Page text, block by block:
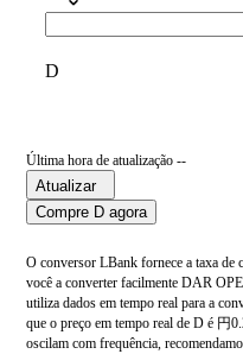
D
Última hora de atualização --
Atualizar
Compre D agora
O conversor LBank fornece a taxa de
você a converter facilmente DAR
utiliza dados em tempo real para a
que o preço em tempo real de D é 円
oscilam com frequência,